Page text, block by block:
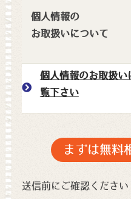
個人情報の
お取扱いについて
個人情報のお取扱い
覧下さい
送信前にご確認ください